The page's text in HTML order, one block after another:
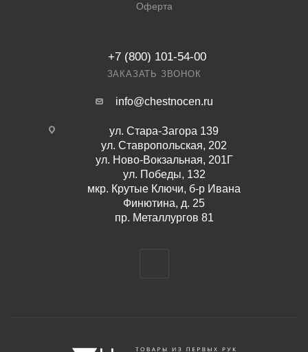
Оферта
+7 (800) 101-54-00
ЗАКАЗАТЬ ЗВОНОК
info@chestnocen.ru
ул. Стара-Загора 139
ул. Ставропольская, 202
ул. Ново-Вокзальная, 201Г
ул. Победы, 132
мкр. Крутые Ключи, б-р Ивана
Финютина, д. 25
пр. Металлургов 81